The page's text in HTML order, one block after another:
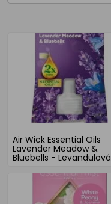
Air Wick Essential Oils
Lavender Meadow &
Bluebells - Levandulová
elektrický osvěžovač
náhradní náplň 19 ml